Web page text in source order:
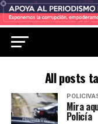
All posts
Mira
Policía